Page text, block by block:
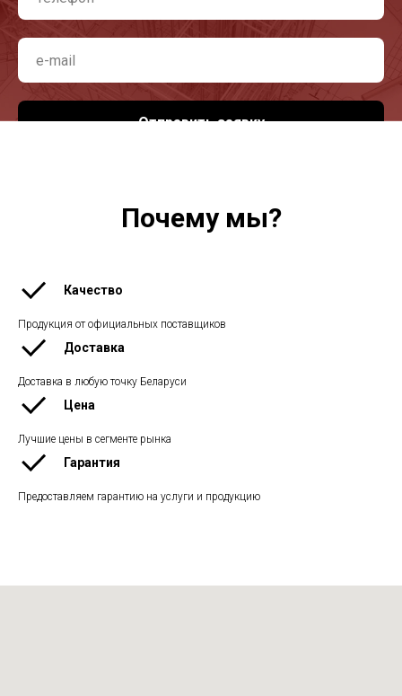
Отправить заявку
Почему мы?
Качество
Продукция от официальных поставщиков
Доставка
Доставка в любую точку Беларуси
Цена
Лучшие цены в сегменте рынка
Гарантия
Предоставляем гарантию на услуги и продукцию